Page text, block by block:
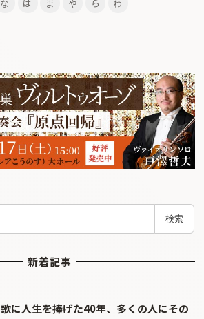
な は ま や ら わ
検索
新着記事
歌に人生を捧げた40年、多くの人にその